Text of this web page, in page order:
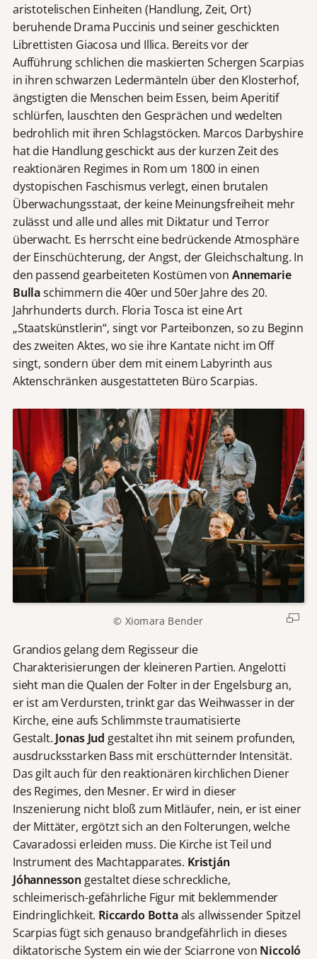
aristotelischen Einheiten (Handlung, Zeit, Ort)
beruhende Drama Puccinis und seiner geschickten
Librettisten Giacosa und Illica. Bereits vor der
Aufführung schlichen die maskierten Schergen Scarpias
in ihren schwarzen Ledermänteln über den Klosterhof,
ängstigten die Menschen beim Essen, beim Aperitif
schlürfen, lauschten den Gesprächen und wedelten
bedrohlich mit ihren Schlagstöcken. Marcos Darbyshire
hat die Handlung geschickt aus der kurzen Zeit des
reaktionären Regimes in Rom um 1800 in einen
dystopischen Faschismus verlegt, einen brutalen
Überwachungsstaat, der keine Meinungsfreiheit mehr
zulässt und alle und alles mit Diktatur und Terror
überwacht. Es herrscht eine bedrückende Atmosphäre
der Einschüchterung, der Angst, der Gleichschaltung. In
den passend gearbeiteten Kostümen von Annemarie
Bullaschimmern die 40er und 50er Jahre des 20.
Jahrhunderts durch. Floria Tosca ist eine Art
„Staatskünstlerin“, singt vor Parteibonzen, so zu Beginn
des zweiten Aktes, wo sie ihre Kantate nicht im Off
singt, sondern über dem mit einem Labyrinth aus
Aktenschränken ausgestatteten Büro Scarpias.
© Xiomara Bender
Grandios gelang dem Regisseur die
Charakterisierungen der kleineren Partien. Angelotti
sieht man die Qualen der Folter in der Engelsburg an,
er ist am Verdursten, trinkt gar das Weihwasser in der
Kirche, eine aufs Schlimmste traumatisierte
Gestalt. Jonas Jud gestaltet ihn mit seinem profunden,
ausdrucksstarken Bass mit erschütternder Intensität.
Das gilt auch für den reaktionären kirchlichen Diener
des Regimes, den Mesner. Er wird in dieser
Inszenierung nicht bloß zum Mitläufer, nein, er ist einer
der Mittäter, ergötzt sich an den Folterungen, welche
Cavaradossi erleiden muss. Die Kirche ist Teil und
Instrument des Machtapparates. Kristján
Jóhannesson gestaltet diese schreckliche,
schleimerisch-gefährliche Figur mit beklemmender
Eindringlichkeit. Riccardo Bottaals allwissender Spitzel
Scarpias fügt sich genauso brandgefährlich in dieses
diktatorische System ein wie der Sciarrone von Niccoló